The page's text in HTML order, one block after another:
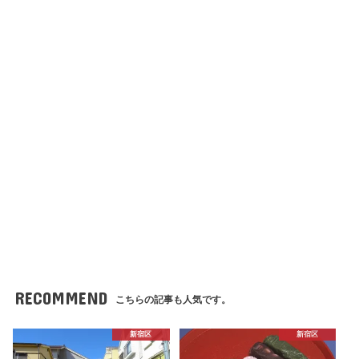
RECOMMEND こちらの記事も人気です。
新宿区 新宿区